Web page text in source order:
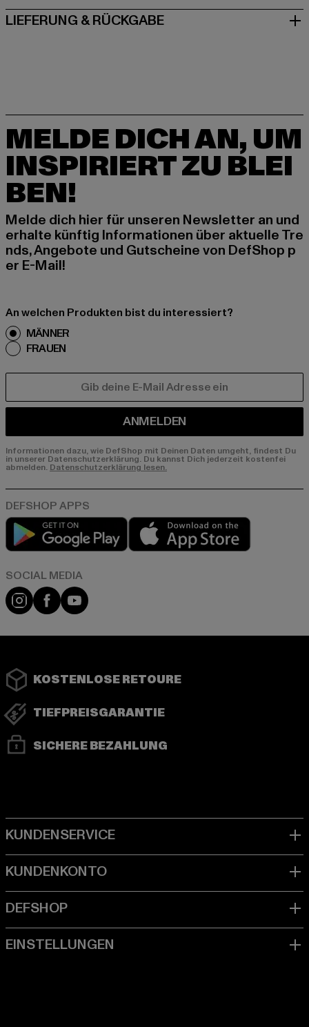
LIEFERUNG & RÜCKGABE
MELDE DICH AN, UM
INSPIRIERT ZU BLEI
BEN!
Melde dich hier für unseren Newsletter an und
erhalte künftig Informationen über aktuelle Tre
nds, Angebote und Gutscheine von DefShop p
er E-Mail!
An welchen Produkten bist du interessiert?
MÄNNER
FRAUEN
ANMELDEN
Informationen dazu, wie DefShop mit Deinen Daten umgeht, findest Du
in unserer Datenschutzerklärung. Du kannst Dich jederzeit kostenfei
abmelden. Datenschutzerklärung lesen.
Play market
Instagram
FacebookYouTube
KOSTENLOSE RETOURE
TIEFPREISGARANTIE
SICHERE BEZAHLUNG